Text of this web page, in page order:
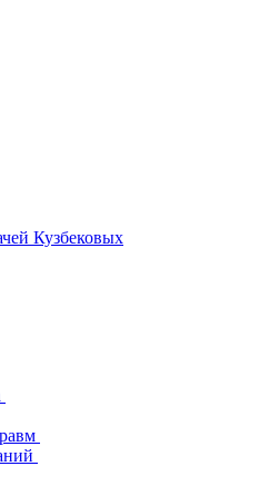
Кузбековых